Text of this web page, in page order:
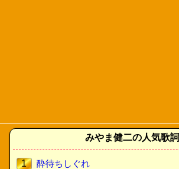
みやま健二の人気歌詞
1
酔待ちしぐれ